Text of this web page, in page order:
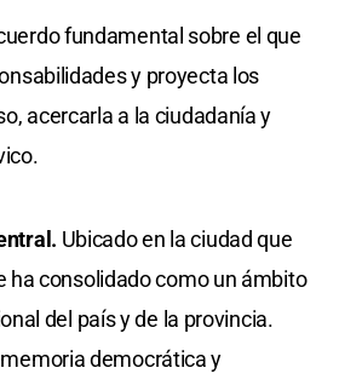
fundamental sobre el que
y proyecta los
acercarla a la ciudadanía y
Ubicado en la ciudad que
ha consolidado como un ámbito
del país y de la provincia.
democrática y